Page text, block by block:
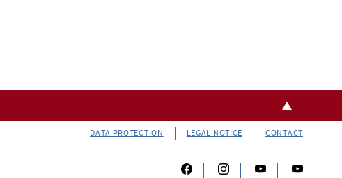
DATA PROTECTION LEGAL NOTICE CONTACT